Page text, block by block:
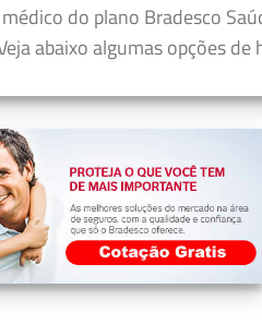
do plano Bradesco
abaixo algumas opções